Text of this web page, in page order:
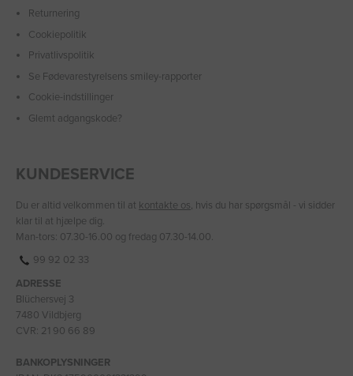
Returnering
Cookiepolitik
Privatlivspolitik
Se Fødevarestyrelsens smiley-rapporter
Cookie-indstillinger
Glemt adgangskode?
KUNDESERVICE
Du er altid velkommen til at kontakte os, hvis du har spørgsmål - vi sidder
klar til at hjælpe dig.
Man-tors: 07.30-16.00 og fredag 07.30-14.00.
99 92 02 33
ADRESSE
Blüchersvej 3
7480 Vildbjerg
CVR: 21 90 66 89
BANKOPLYSNINGER